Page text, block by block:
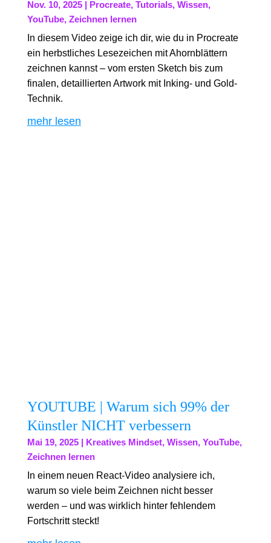
Nov. 10, 2025| Procreate, Tutorials, Wissen,
YouTube, Zeichnen lernen
In diesem Video zeige ich dir, wie du in Procreate
ein herbstliches Lesezeichen mit Ahornblättern
zeichnen kannst – vom ersten Sketch bis zum
finalen, detaillierten Artwork mit Inking- und Gold-
Technik.
mehr lesen
YOUTUBE | Warum sich 99% der
Künstler NICHT verbessern
Mai 19, 2025| Kreatives Mindset, Wissen, YouTube,
Zeichnen lernen
In einem neuen React-Video analysiere ich,
warum so viele beim Zeichnen nicht besser
werden – und was wirklich hinter fehlendem
Fortschritt steckt!